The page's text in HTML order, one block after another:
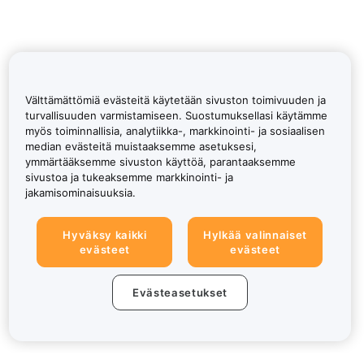
Välttämättömiä evästeitä käytetään sivuston toimivuuden ja
turvallisuuden varmistamiseen. Suostumuksellasi käytämme
myös toiminnallisia, analytiikka-, markkinointi- ja sosiaalisen
median evästeitä muistaaksemme asetuksesi,
ymmärtääksemme sivuston käyttöä, parantaaksemme
sivustoa ja tukeaksemme markkinointi- ja
jakamisominaisuuksia.
Hyväksy kaikki
evästeet
Hylkää valinnaiset
evästeet
Evästeasetukset